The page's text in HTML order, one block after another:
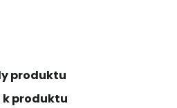
produktu
k produktu